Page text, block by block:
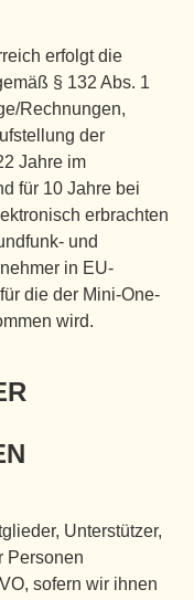
erfolgt die
§ 132 Abs. 1
Rechnungen,
der
Jahre im
für 10 Jahre bei
erbrachten
und
in EU-
die der Mini-One-
wird.
Unterstützer,
Personen
sofern wir ihnen